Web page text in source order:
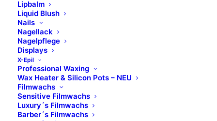
Lipbalm
Liquid Blush
Nails
Nagellack
Nagelpflege
Displays
X-Epil
Professional Waxing
Wax Heater & Silicon Pots – NEU
Filmwachs
Sensitive Filmwachs
Luxury´s Filmwachs
Barber´s Filmwachs
POLYGLYCERYL-3 POLYRICINOLEATE, C10-18
TRIGLYCERIDES, TIN OXIDE; +/-: CI 77891, CI 77492,
CI 19140, CI 15850, CI 77491, CI 77499, CI 42090, CI
45410.
03
Ingredients: PENTAERYTHRITYL
TETRAISOSTEARATE, HEPTYL UNDECYLENATE,
POLYETHYLENE, TRIMETHYLOLPROPANE
TRIISOSTEARATE, CERA ALBA, POLYGLYCERYL-2